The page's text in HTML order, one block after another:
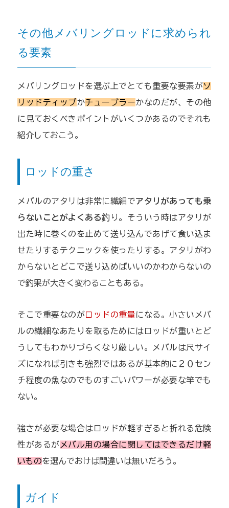
その他メバリングロッドに求められ
る要素
メバリングロッドを選ぶ上でとても重要な要素がソ
リッドティップかチューブラーかなのだが、その他
に見ておくべきポイントがいくつかあるのでそれも
紹介しておこう。
ロッドの重さ
メバルのアタリは非常に繊細でアタリがあっても乗
らないことがよくある釣り。そういう時はアタリが
出た時に巻くのを止めて送り込んであげて食い込ま
せたりするテクニックを使ったりする。アタリがわ
からないとどこで送り込めばいいのかわからないの
で釣果が大きく変わることもある。
そこで重要なのがロッドの重量になる。小さいメバ
ルの繊細なあたりを取るためにはロッドが重いとど
うしてもわかりづらくなり厳しい。メバルは尺サイ
ズになれば引きも強烈ではあるが基本的に２０セン
チ程度の魚なのでものすごいパワーが必要な竿でも
ない。
強さが必要な場合はロッドが軽すぎると折れる危険
性があるが メバル用の場合に関してはできるだけ軽
いものを選んでおけば間違いは無いだろう。
ガイド